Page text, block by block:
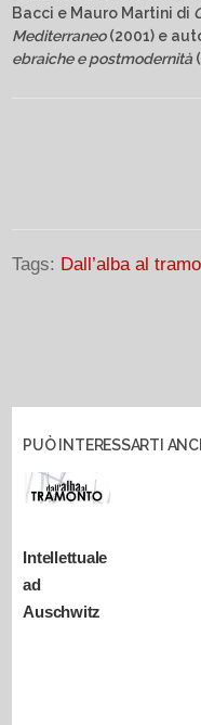
Bacci e Mauro Martini di
Mediterraneo(2001) e
ebraiche e postmodernità
Tags: Dall’alba al
PUÒ INTERESSARTI
Intellettuale
ad
Auschwitz